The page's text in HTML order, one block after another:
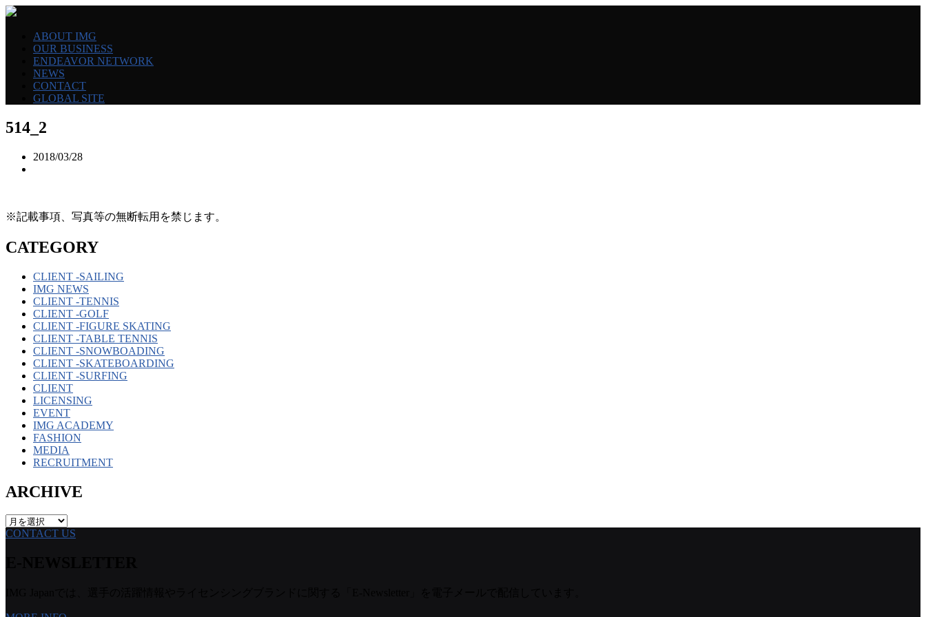
ABOUT IMG
OUR BUSINESS
ENDEAVOR NETWORK
NEWS
CONTACT
GLOBAL SITE
514_2
2018/03/28
※記載事項、写真等の無断転用を禁じます。
CATEGORY
CLIENT -SAILING
IMG NEWS
CLIENT -TENNIS
CLIENT -GOLF
CLIENT -FIGURE SKATING
CLIENT -TABLE TENNIS
CLIENT -SNOWBOADING
CLIENT -SKATEBOARDING
CLIENT -SURFING
CLIENT
LICENSING
EVENT
IMG ACADEMY
FASHION
MEDIA
RECRUITMENT
ARCHIVE
ARCHIVE
CONTACT US